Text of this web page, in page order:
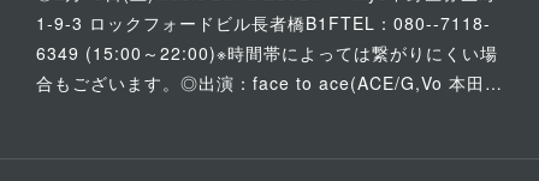
1-9-3 ロックフォードビル長者橋B1FTEL：080--7118-
6349 (15:00～22:00)※時間帯によっては繋がりにくい場
合もございます。◎出演：face to ace(ACE/G,Vo 本田…